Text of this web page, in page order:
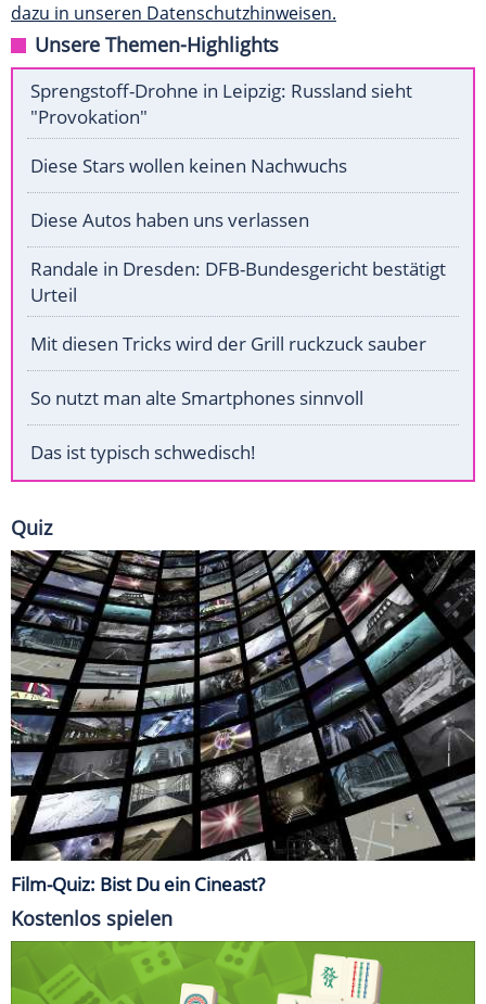
dazu in unseren Datenschutzhinweisen.
Unsere Themen-Highlights
Sprengstoff-Drohne in Leipzig: Russland sieht
"Provokation"
Diese Stars wollen keinen Nachwuchs
Diese Autos haben uns verlassen
Randale in Dresden: DFB-Bundesgericht bestätigt
Urteil
Mit diesen Tricks wird der Grill ruckzuck sauber
So nutzt man alte Smartphones sinnvoll
Das ist typisch schwedisch!
Quiz
Film-Quiz: Bist Du ein Cineast?
Kostenlos spielen